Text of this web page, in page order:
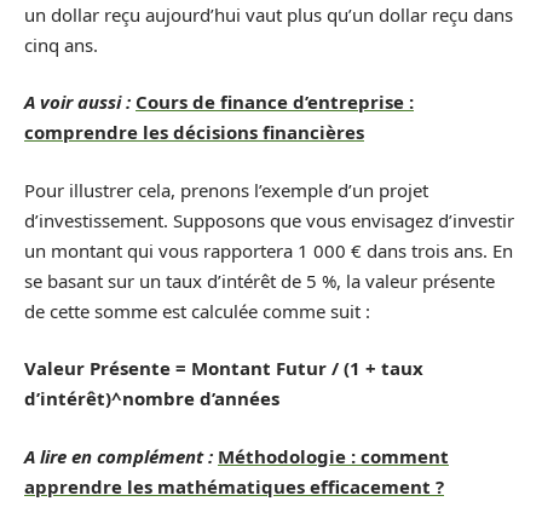
un dollar reçu aujourd’hui vaut plus qu’un dollar reçu dans
cinq ans.
A voir aussi : Cours de finance d’entreprise :
comprendre les décisions financières
Pour illustrer cela, prenons l’exemple d’un projet
d’investissement. Supposons que vous envisagez d’investir
un montant qui vous rapportera 1 000 € dans trois ans. En
se basant sur un taux d’intérêt de 5 %, la valeur présente
de cette somme est calculée comme suit :
Valeur Présente = Montant Futur / (1 + taux
d’intérêt)^nombre d’années
A lire en complément : Méthodologie : comment
apprendre les mathématiques efficacement ?